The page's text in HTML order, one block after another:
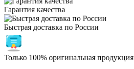
Гарантия качества
Быстрая доставка по России
Только 100% оригинальная продукция